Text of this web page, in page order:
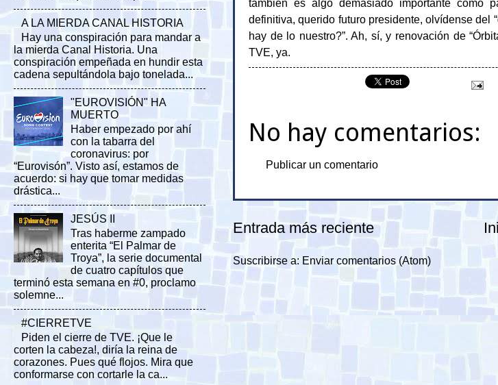
también es algo demasiado importante como
definitiva, querido futuro presidente, olvídense del
hay de lo nuestro?”. Ah, sí, y renovación de
TVE, ya.
No hay comentarios:
Publicar un comentario
Entrada más reciente
Suscribirse a: Enviar comentarios (Atom)
A LA MIERDA CANAL HISTORIA
Hay una conspiración para mandar a
la mierda Canal Historia. Una
conspiración empeñada en hundir esta
cadena sepultándola bajo tonelada...
"EUROVISIÓN" HA
MUERTO
Haber empezado por ahí
con la tabarra del
coronavirus: por
“Eurovisón”. Visto así, estamos de
acuerdo: si hay que tomar medidas
drástica...
JESÚS II
Tras haberme zampado
enterita “El Palmar de
Troya”, la serie documental
de cuatro capítulos que
terminó esta semana en #0, proclamo
solemne...
#CIERRETVE
Piden el cierre de TVE. ¡Que le
corten la cabeza!, diría la reina de
corazones. Pues qué flojos. Mira que
conformarse con cortarle la ca...